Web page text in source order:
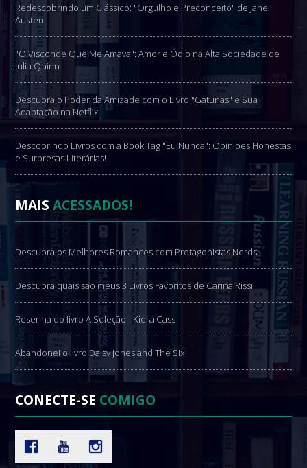
Redescobrindo um Clássico: "Orgulho e Preconceito" de Jane
Austen
"O Visconde Que Me Amava": Amor e Ódio na Alta Sociedade de
Julia Quinn
Descubra o Poder da Amizade com o Livro "Gatunas" e Sua
Adaptação na Netflix
Descobrindo Livros com a Book Tag "Eu Nunca": Opiniões Honestas
e Surpresas Literárias!
MAISACESSADOS!
Descubra os Melhores Romances com Protagonistas Nerds
Descubra quais são meus 3 Livros Favoritos de Carina Rissi
Resenha do livro A Seleção - Kiera Cass
Abandonei o livro Daisy Jones and The Six
CONECTE-SE COMIGO